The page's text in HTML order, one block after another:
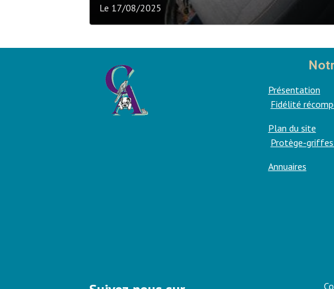
sécurité-routière.gouv.fr). La ceinture de sécurité reste un
essentiel de la sécurité routière. Selon les données les
passagers arrière ne portent pas systématiquement leur
non‑port de la ceinture demeure ainsi un facteur majeur
sur les routes françaises, malgré plus de 50 ans de
Le 17/08/2025
Présentation
Fidélité
Plan du site
Protège-
Annuaires